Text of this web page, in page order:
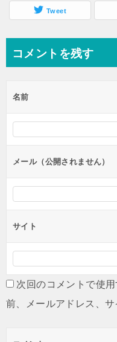
Tweet
コメントを残す
名前
メール（公開されません）
サイト
次回のコメントで使
前、メールアドレス、サ